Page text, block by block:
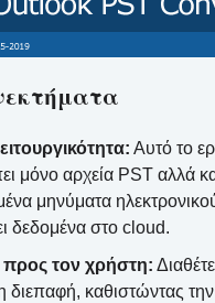
Αυτό το
μόνο αρχεία PST αλλά
μηνύματα
δεδομένα στο cloud.
προς τον χρήστη:
διεπαφή, καθιστώντας